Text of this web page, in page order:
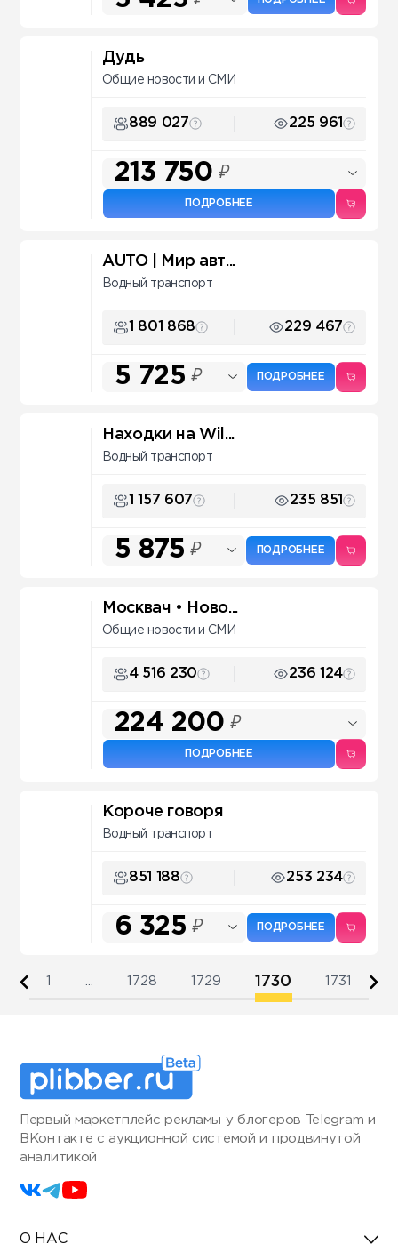
Дудь
Общие новости и СМИ
889 027 225 961
213 750 ₽
ПОДРОБНЕЕ
AUTO | Мир авт...
Водный транспорт
1 801 868 229 467
5 725 ₽ ПОДРОБНЕЕ
Находки на Wil...
Водный транспорт
1 157 607 235 851
5 875 ₽ ПОДРОБНЕЕ
Москвач • Ново...
Общие новости и СМИ
4 516 230 236 124
224 200 ₽
ПОДРОБНЕЕ
Короче говоря
Водный транспорт
851 188 253 234
6 325 ₽ ПОДРОБНЕЕ
1728 1729 1730 1731
Первый маркетплейс рекламы у блогеров Telegram и
ВКонтакте с аукционной системой и продвинутой
аналитикой
О НАС